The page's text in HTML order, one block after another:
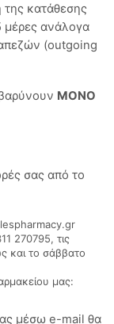
της κατάθεσης
μέρες ανάλογα
(outgoing
MONO
σας από το
270795, τις
και το σάββατο
μας:
μέσω e-mail θα